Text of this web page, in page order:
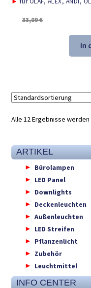
33,09€
In
Alle 12 Ergebnisse
ARTIKEL
Bürolampen
LED Panel
Downlights
Deckenleuchten
Außenleuchten
LED Streifen
Pflanzenlicht
Zubehör
Leuchtmittel
INFO CENTER